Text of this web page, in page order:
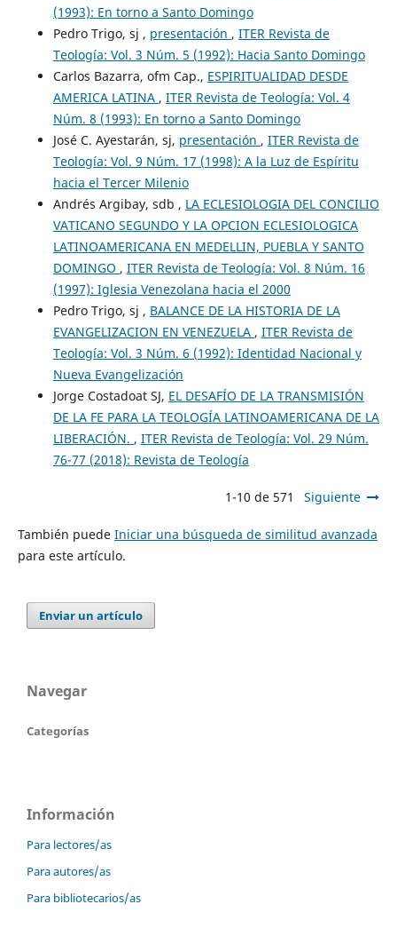
(1993): En torno a Santo Domingo
Pedro Trigo, sj , presentación , ITER Revista de
Teología: Vol. 3 Núm. 5 (1992): Hacia Santo Domingo
Carlos Bazarra, ofm Cap., ESPIRITUALIDAD DESDE
AMERICA LATINA , ITER Revista de Teología: Vol. 4
Núm. 8 (1993): En torno a Santo Domingo
José C. Ayestarán, sj, presentación , ITER Revista de
Teología: Vol. 9 Núm. 17 (1998): A la Luz de Espíritu
hacia el Tercer Milenio
Andrés Argibay, sdb , LA ECLESIOLOGIA DEL CONCILIO
VATICANO SEGUNDO Y LA OPCION ECLESIOLOGICA
LATINOAMERICANA EN MEDELLIN, PUEBLA Y SANTO
DOMINGO , ITER Revista de Teología: Vol. 8 Núm. 16
(1997): Iglesia Venezolana hacia el 2000
Pedro Trigo, sj , BALANCE DE LA HISTORIA DE LA
EVANGELIZACION EN VENEZUELA , ITER Revista de
Teología: Vol. 3 Núm. 6 (1992): Identidad Nacional y
Nueva Evangelización
Jorge Costadoat SJ, EL DESAFÍO DE LA TRANSMISIÓN
DE LA FE PARA LA TEOLOGÍA LATINOAMERICANA DE LA
LIBERACIÓN. , ITER Revista de Teología: Vol. 29 Núm.
76-77 (2018): Revista de Teología
1-10 de 571 Siguiente
También puede Iniciar una búsqueda de similitud avanzada
para este artículo.
Enviar un artículo
Navegar
Categorías
Información
Para lectores/as
Para autores/as
Para bibliotecarios/as